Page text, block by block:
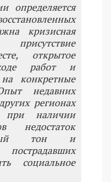
определяется
кризисная
открытое
работ и
на конкретные
недавних
регионах
при наличии
недостаток
тон и
социальное